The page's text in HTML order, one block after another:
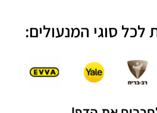
לכל סוגי המנעולים: